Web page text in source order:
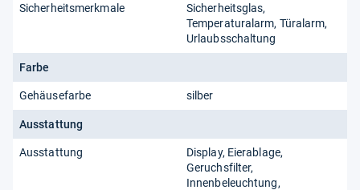
Sicherheitsmerkmale
Sicherheitsglas,
Temperaturalarm, Türalarm,
Urlaubsschaltung
Farbe
Gehäusefarbe silber
Ausstattung
Ausstattung
Display, Eierablage,
Geruchsfilter,
Innenbeleuchtung,